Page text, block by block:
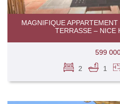
MAGNIFIQUE
TERRASSE – NICE
599
2 1